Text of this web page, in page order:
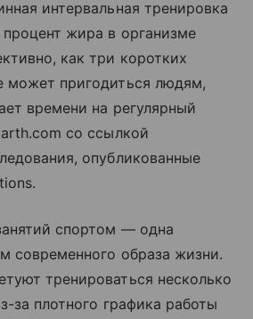
интервальная тренировка
жира в организме
как три коротких
может пригодиться людям,
времени на регулярный
со ссылкой
опубликованные
спортом — одна
современного образа жизни.
тренироваться несколько
за плотного графика работы